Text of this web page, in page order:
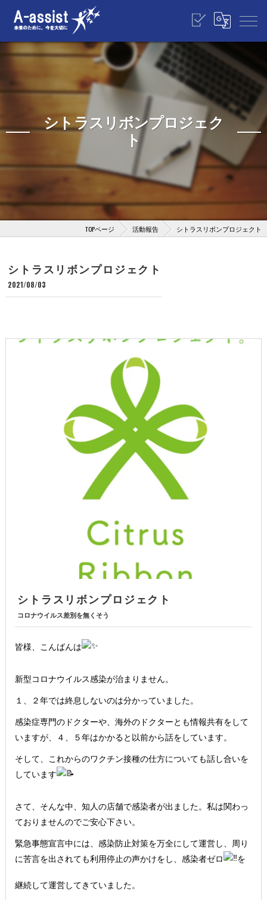
シトラスリボンプロジェク
ト
TOPページ 活動報告 シトラスリボンプロジェクト
シトラスリボンプロジェクト
2021/08/03
シトラスリボンプロジェクト
コロナウイルス差別を無くそう
皆様、こんばんは
新型コロナウイルス感染が治まりません。
１、２年では終息しないのは分かっていました。
感染症専門のドクターや、海外のドクターとも情報共有をして
いますが、４、５年はかかると以前から話をしています。
そして、これからのワクチン接種の仕方についても話し合いを
しています
さて、そんな中、知人の店舗で感染者が出ました。私は関わっ
ておりませんのでご安心下さい。
緊急事態宣言中には、感染防止対策を万全にして運営し、周り
に苦言を出されても利用停止の声かけをし、感染者ゼロ
を
継続して運営してきていました。